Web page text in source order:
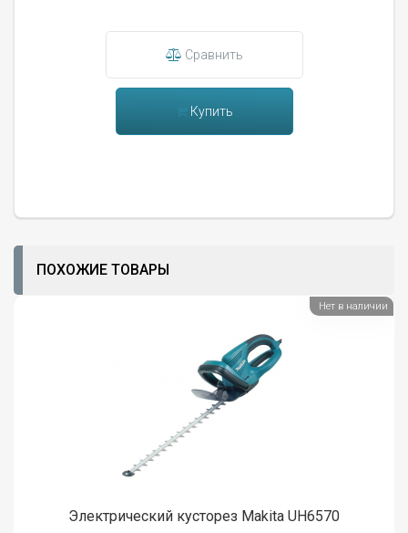
Сравнить
Купить
ПОХОЖИЕ ТОВАРЫ
Электрический кусторез Makita UH6570
Нет в наличии